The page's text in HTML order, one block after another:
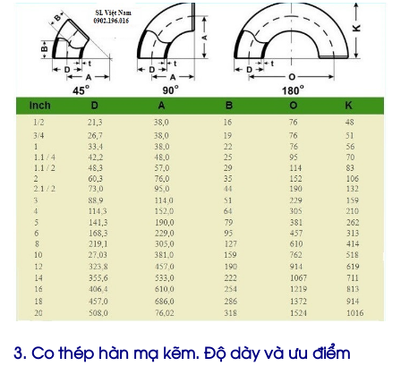
3. Co thép hàn mạ kẽm. Độ dày và ưu điểm